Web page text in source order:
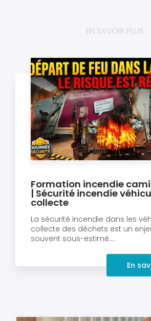
EN SAVOIR PLUS
Formation incendie
| Sécurité incendie
collecte
La sécurité incendie dans les
collecte des déchets est un
souvent sous-estimé....
En